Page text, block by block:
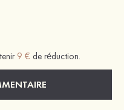
9 € de réduction.